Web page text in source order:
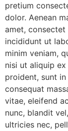
pretium
dolor. Aenean
amet,
incididunt ut
minim veniam,
nisi ut aliquip
proident, sunt
consequat
vitae, eleifend
nunc, blandit
ultricies nec,